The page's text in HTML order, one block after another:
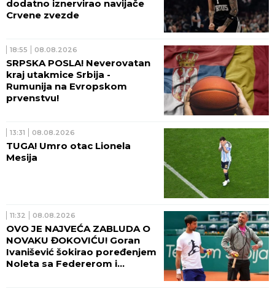
dodatno iznervirao navijače
Crvene zvezde
18:55 08.08.2026
SRPSKA POSLA! Neverovatan
kraj utakmice Srbija -
Rumunija na Evropskom
prvenstvu!
13:31 08.08.2026
TUGA! Umro otac Lionela
Mesija
11:32 08.08.2026
OVO JE NAJVEĆA ZABLUDA O
NOVAKU ĐOKOVIĆU! Goran
Ivanišević šokirao poređenjem
Noleta sa Federerom i